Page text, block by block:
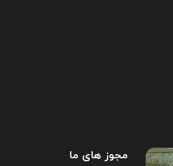
مرغ و ماهی درمجوز های ما